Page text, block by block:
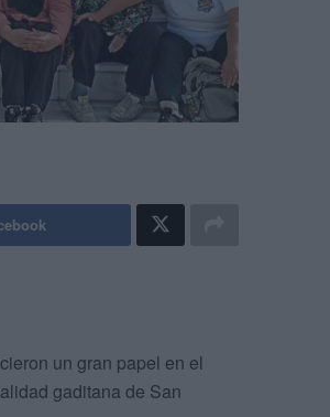
un gran papel en el
gaditana de San